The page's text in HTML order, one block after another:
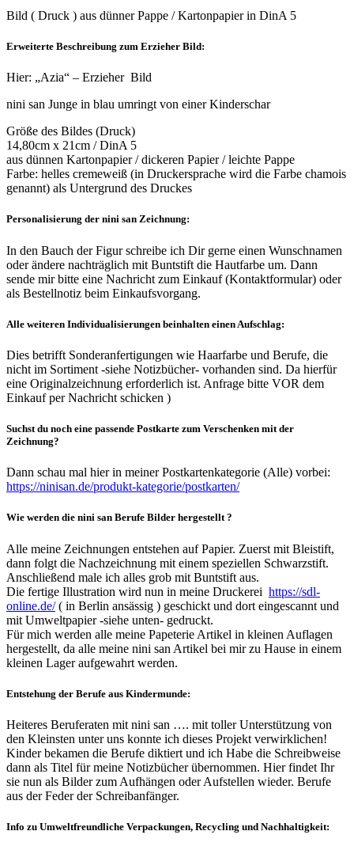
Bild ( Druck ) aus dünner Pappe / Kartonpapier in DinA 5
Erweiterte Beschreibung zum Erzieher Bild:
Hier: „Azia“ – Erzieher Bild
nini san Junge in blau umringt von einer Kinderschar
Größe des Bildes (Druck)
14,80cm x 21cm / DinA 5
aus dünnen Kartonpapier / dickeren Papier / leichte Pappe
Farbe: helles cremeweiß (in Druckersprache wird die Farbe chamois
genannt) als Untergrund des Druckes
Personalisierung der nini san Zeichnung:
In den Bauch der Figur schreibe ich Dir gerne einen Wunschnamen
oder ändere nachträglich mit Buntstift die Hautfarbe um. Dann
sende mir bitte eine Nachricht zum Einkauf (Kontaktformular) oder
als Bestellnotiz beim Einkaufsvorgang.
Alle weiteren Individualisierungen beinhalten einen Aufschlag:
Dies betrifft Sonderanfertigungen wie Haarfarbe und Berufe, die
nicht im Sortiment -siehe Notizbücher- vorhanden sind. Da hierfür
eine Originalzeichnung erforderlich ist. Anfrage bitte VOR dem
Einkauf per Nachricht schicken )
Suchst du noch eine passende Postkarte zum Verschenken mit der
Zeichnung?
Dann schau mal hier in meiner Postkartenkategorie (Alle) vorbei:
https://ninisan.de/produkt-kategorie/postkarten/
Wie werden die nini san Berufe Bilder hergestellt ?
Alle meine Zeichnungen entstehen auf Papier. Zuerst mit Bleistift,
dann folgt die Nachzeichnung mit einem speziellen Schwarzstift.
Anschließend male ich alles grob mit Buntstift aus.
Die fertige Illustration wird nun in meine Druckerei https://sdl-
online.de/( in Berlin ansässig ) geschickt und dort eingescannt und
mit Umweltpapier -siehe unten- gedruckt.
Für mich werden alle meine Papeterie Artikel in kleinen Auflagen
hergestellt, da alle meine nini san Artikel bei mir zu Hause in einem
kleinen Lager aufgewahrt werden.
Entstehung der Berufe aus Kindermunde:
Heiteres Beruferaten mit nini san …. mit toller Unterstützung von
den Kleinsten unter uns konnte ich dieses Projekt verwirklichen!
Kinder bekamen die Berufe diktiert und ich Habe die Schreibweise
dann als Titel für meine Notizbücher übernommen. Hier findet Ihr
sie nun als Bilder zum Aufhängen oder Aufstellen wieder. Berufe
aus der Feder der Schreibanfänger.
Info zu Umweltfreundliche Verpackungen, Recycling und Nachhaltigkeit: